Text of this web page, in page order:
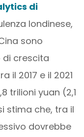
di
londinese,
sono
di crescita
il 2017 e il 2021
trilioni yuan (2,1
stima che, tra il
dovrebbe